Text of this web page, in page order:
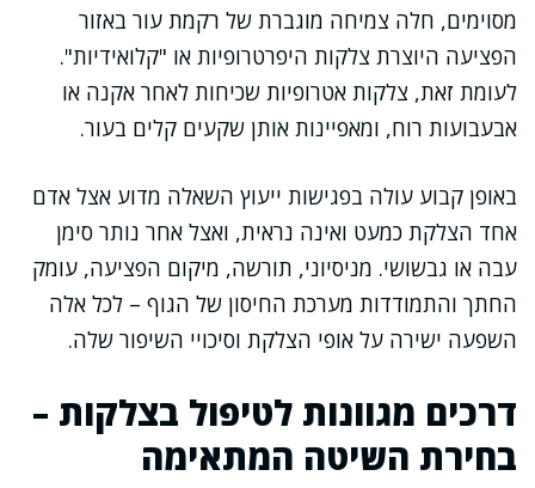
מסוימים, חלה צמיחה מוגברת של רקמת עור באזור
הפציעה היוצרת צלקות היפרטרופיות או "קלואידיות".
לעומת זאת, צלקות אטרופיות שכיחות לאחר אקנה או
אבעבועות רוח, ומאפיינות אותן שקעים קלים בעור.
באופן קבוע עולה בפגישות ייעוץ השאלה מדוע אצל אדם
אחד הצלקת כמעט ואינה נראית, ואצל אחר נותר סימן
עבה או גבשושי. מניסיוני, תורשה, מיקום הפציעה, עומק
החתך והתמודדות מערכת החיסון של הגוף – לכל אלה
השפעה ישירה על אופי הצלקת וסיכויי השיפור שלה.
דרכים מגוונות לטיפול בצלקות –
בחירת השיטה המתאימה